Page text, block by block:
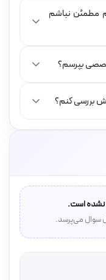
مطمئن نباشم
بپرسم؟
بررسی کنم؟
نشده است.
سوال می‌پرسد.